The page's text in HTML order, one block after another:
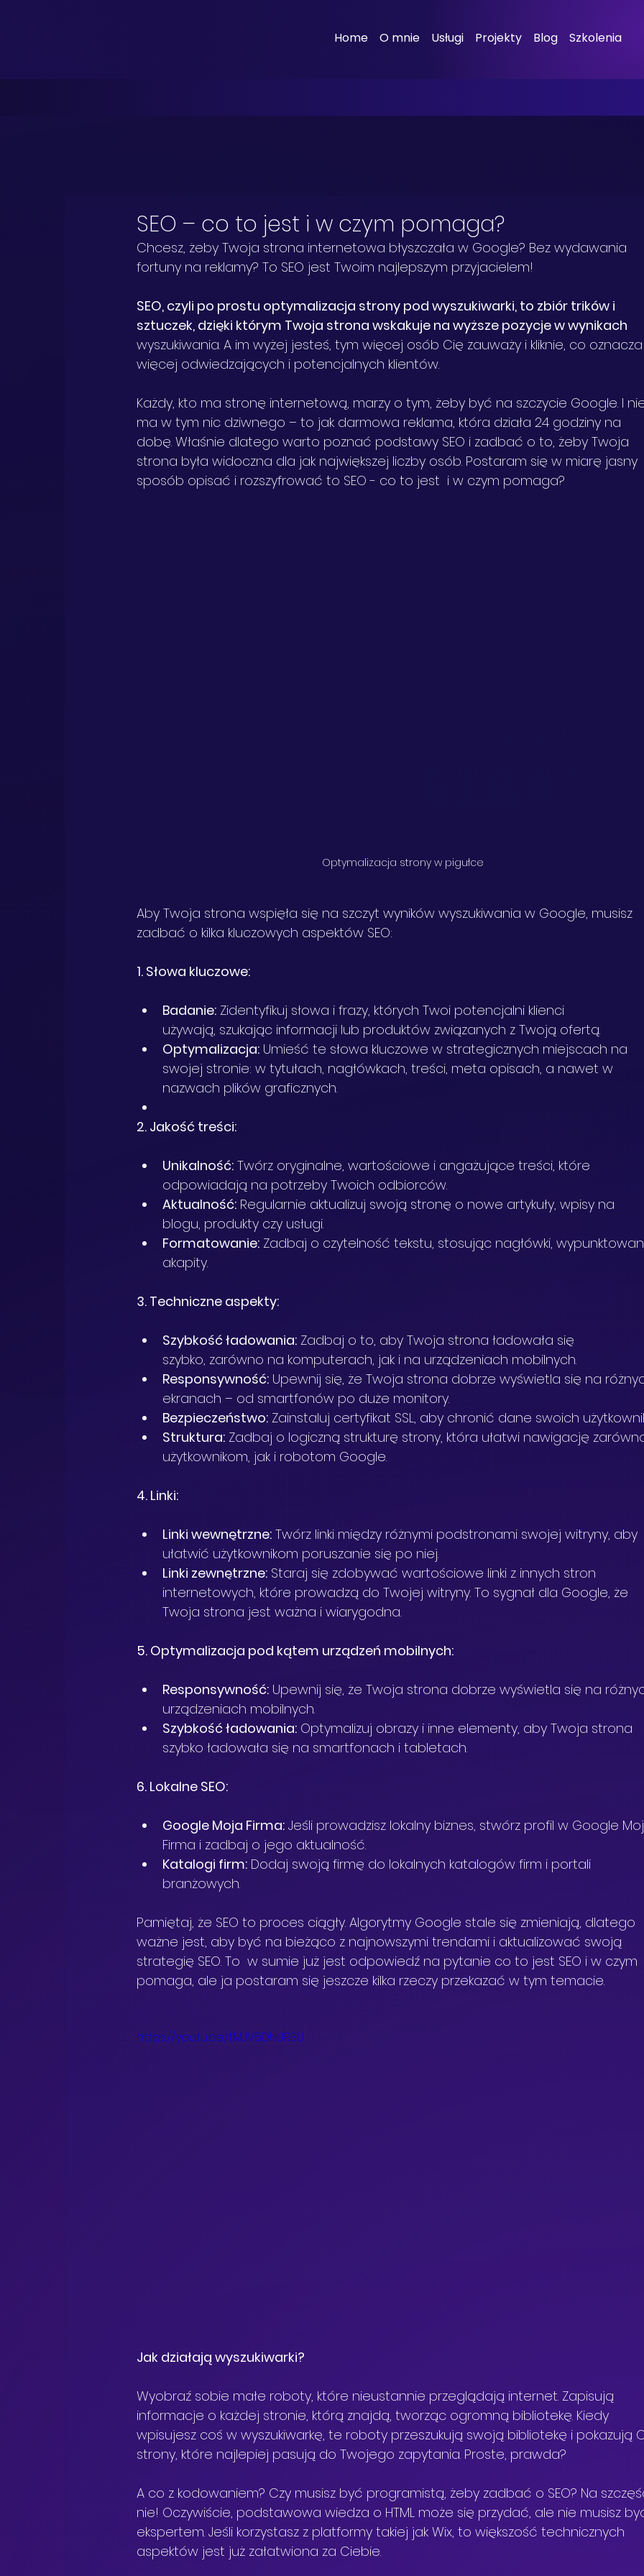
Home O mnie Usługi Projekty Blog Szkolenia
SEO – co to jest i w czym pomaga?
Chcesz, żeby Twoja strona internetowa błyszczała w Google? Bez wydawania
fortuny na reklamy? To SEO jest Twoim najlepszym przyjacielem!
SEO, czyli po prostu optymalizacja strony pod wyszukiwarki, to zbiór trików i
sztuczek, dzięki którym Twoja strona wskakuje na wyższe pozycje w wynikach
wyszukiwania. A im wyżej jesteś, tym więcej osób Cię zauważy i kliknie, co
więcej odwiedzających i potencjalnych klientów.
Każdy, kto ma stronę internetową, marzy o tym, żeby być na szczycie Google. I
ma w tym nic dziwnego – to jak darmowa reklama, która działa 24 godziny na
dobę. Właśnie dlatego warto poznać podstawy SEO i zadbać o to, żeby Twoja
strona była widoczna dla jak największej liczby osób. Postaram się w miarę jasny
sposób opisać i rozszyfrować to SEO - co to jest  i w czym pomaga?
Optymalizacja strony w pigułce
Aby Twoja strona wspięła się na szczyt wyników wyszukiwania w Google, musisz
zadbać o kilka kluczowych aspektów SEO:
1. Słowa kluczowe:
Badanie: Zidentyfikuj słowa i frazy, których Twoi potencjalni klienci
używają, szukając informacji lub produktów związanych z Twoją ofertą.
Optymalizacja: Umieść te słowa kluczowe w strategicznych miejscach na
swojej stronie: w tytułach, nagłówkach, treści, meta opisach, a nawet w
nazwach plików graficznych.
2. Jakość treści:
Unikalność: Twórz oryginalne, wartościowe i angażujące treści, które
odpowiadają na potrzeby Twoich odbiorców.
Aktualność: Regularnie aktualizuj swoją stronę o nowe artykuły, wpisy na
blogu, produkty czy usługi.
Formatowanie: Zadbaj o czytelność tekstu, stosując nagłówki,
akapity.
3. Techniczne aspekty:
Szybkość ładowania: Zadbaj o to, aby Twoja strona ładowała się
szybko, zarówno na komputerach, jak i na urządzeniach mobilnych.
Responsywność: Upewnij się, że Twoja strona dobrze wyświetla się na
ekranach – od smartfonów po duże monitory.
Bezpieczeństwo: Zainstaluj certyfikat SSL, aby chronić dane swoich
Struktura: Zadbaj o logiczną strukturę strony, która ułatwi nawigację
użytkownikom, jak i robotom Google.
4. Linki:
Linki wewnętrzne: Twórz linki między różnymi podstronami swojej witryny, aby
ułatwić użytkownikom poruszanie się po niej.
Linki zewnętrzne: Staraj się zdobywać wartościowe linki z innych stron
internetowych, które prowadzą do Twojej witryny. To sygnał dla Google, że
Twoja strona jest ważna i wiarygodna.
5. Optymalizacja pod kątem urządzeń mobilnych:
Responsywność: Upewnij się, że Twoja strona dobrze wyświetla się na
urządzeniach mobilnych.
Szybkość ładowania: Optymalizuj obrazy i inne elementy, aby Twoja strona
szybko ładowała się na smartfonach i tabletach.
6. Lokalne SEO:
Google Moja Firma: Jeśli prowadzisz lokalny biznes, stwórz profil w Google
Firma i zadbaj o jego aktualność.
Katalogi firm: Dodaj swoją firmę do lokalnych katalogów firm i portali
branżowych.
Pamiętaj, że SEO to proces ciągły. Algorytmy Google stale się zmieniają, dlatego
ważne jest, aby być na bieżąco z najnowszymi trendami i aktualizować swoją
strategię SEO. To  w sumie już jest odpowiedź na pytanie co to jest SEO i w czym
pomaga, ale ja postaram się jeszcze kilka rzeczy przekazać w tym temacie.
https://youtu.be/tMJV5DNUR3U
Jak działają wyszukiwarki?
Wyobraź sobie małe roboty, które nieustannie przeglądają internet. Zapisują
informacje o każdej stronie, którą znajdą, tworząc ogromną bibliotekę. Kiedy
wpisujesz coś w wyszukiwarkę, te roboty przeszukują swoją bibliotekę i pokazują
strony, które najlepiej pasują do Twojego zapytania. Proste, prawda?
A co z kodowaniem? Czy musisz być programistą, żeby zadbać o SEO? Na
nie! Oczywiście, podstawowa wiedza o HTML może się przydać, ale nie musisz
ekspertem. Jeśli korzystasz z platformy takiej jak Wix, to większość technicznych
aspektów jest już załatwiona za Ciebie.